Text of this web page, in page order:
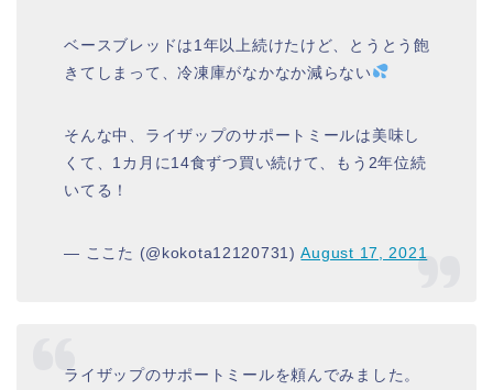
ベースブレッドは1年以上続けたけど、とうとう飽
きてしまって、冷凍庫がなかなか減らない
そんな中、ライザップのサポートミールは美味し
くて、1カ月に14食ずつ買い続けて、もう2年位続
いてる！
— ここた (@kokota12120731)August 17, 2021
ライザップのサポートミールを頼んでみました。